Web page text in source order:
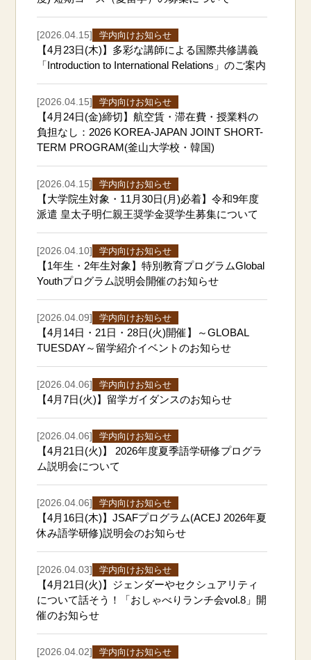
[2026.04.15] 学内向けお知らせ
【4月23日(木)】多彩な講師による国際共修講義
「Introduction to International Relations」のご案内
[2026.04.15] 学内向けお知らせ
【4月24日(金)締切】航空賃・滞在費・授業料の
負担なし：2026 KOREA-JAPAN JOINT SHORT-
TERM PROGRAM(釜山大学校・韓国)
[2026.04.15] 学内向けお知らせ
【大学院生対象・11月30日(月)必着】令和9年度
派遣 皇太子明仁親王奨学金奨学生募集について
[2026.04.10] 学内向けお知らせ
【1年生・2年生対象】特別教育プログラムGlobal
Youthプログラム説明会開催のお知らせ
[2026.04.09] 学内向けお知らせ
【4月14日・21日・28日(火)開催】～GLOBAL
TUESDAY～留学紹介イベントのお知らせ
[2026.04.06] 学内向けお知らせ
【4月7日(火)】留学ガイダンスのお知らせ
[2026.04.06] 学内向けお知らせ
【4月21日(火)】 2026年度夏季語学研修プログラ
ム説明会について
[2026.04.06] 学内向けお知らせ
【4月16日(木)】JSAFプログラム(ACEJ 2026年夏
休み語学研修)説明会のお知らせ
[2026.04.03] 学内向けお知らせ
【4月21日(火)】ジェンダーやセクシュアリティ
について話そう！「おしゃべりランチ会vol.8」開
催のお知らせ
[2026.04.02] 学内向けお知らせ